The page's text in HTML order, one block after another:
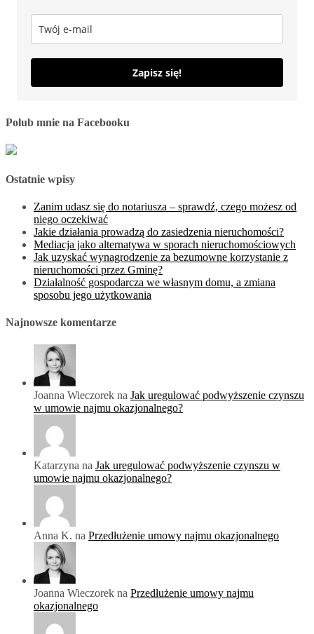
Zapisz się!
Polub mnie na Facebooku
Ostatnie wpisy
Zanim udasz się do notariusza – sprawdź, czego możesz od
niego oczekiwać
Jakie działania prowadzą do zasiedzenia nieruchomości?
Mediacja jako alternatywa w sporach nieruchomościowych
Jak uzyskać wynagrodzenie za bezumowne korzystanie z
nieruchomości przez Gminę?
Działalność gospodarcza we własnym domu, a zmiana
sposobu jego użytkowania
Najnowsze komentarze
Joanna Wieczorek na Jak uregulować podwyższenie czynszu
w umowie najmu okazjonalnego?
Katarzyna na Jak uregulować podwyższenie czynszu w
umowie najmu okazjonalnego?
Anna K. na Przedłużenie umowy najmu okazjonalnego
Joanna Wieczorek na Przedłużenie umowy najmu
okazjonalnego